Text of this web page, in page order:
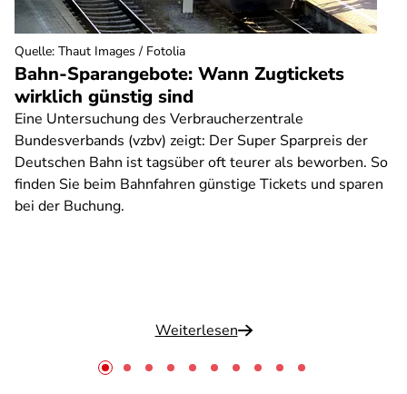
Bahn-Sparangebote: Wann Zugtickets
wirklich günstig sind
Eine Untersuchung des Verbraucherzentrale
Bundesverbands (vzbv) zeigt: Der Super Sparpreis der
Deutschen Bahn ist tagsüber oft teurer als beworben. So
finden Sie beim Bahnfahren günstige Tickets und sparen
bei der Buchung.
Weiterlesen
Quelle: Thaut Images / Fotolia